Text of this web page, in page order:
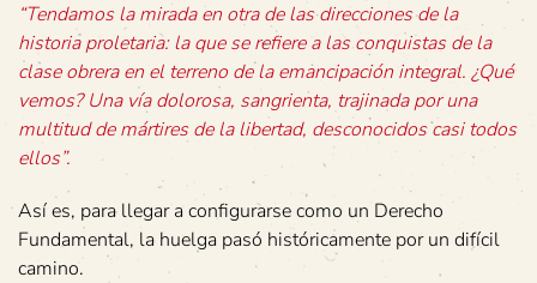
“Tendamos la mirada en otra de las direcciones de la
historia proletaria: la que se refiere a las conquistas de la
clase obrera en el terreno de la emancipación integral. ¿Qué
vemos? Una vía dolorosa, sangrienta, trajinada por una
multitud de mártires de la libertad, desconocidos casi todos
ellos”.
Así es, para llegar a configurarse como un Derecho
Fundamental, la huelga pasó históricamente por un difícil
camino.